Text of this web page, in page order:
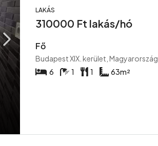
LAKÁS
310000 Ft lakás/hó
Fő
Budapest XIX. kerület, Magyarország
6
1 1 63m²